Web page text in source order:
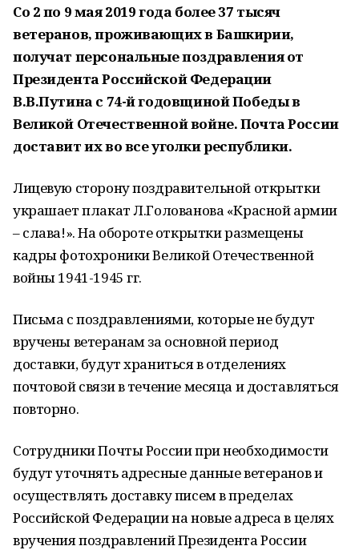
Со 2 по 9 мая 2019 года более 37 тысяч
ветеранов, проживающих в Башкирии,
получат персональные поздравления от
Президента Российской Федерации
В.В.Путина с 74-й годовщиной Победы в
Великой Отечественной войне. Почта России
доставит их во все уголки республики.
Лицевую сторону поздравительной открытки
украшает плакат Л.Голованова «Красной армии
– слава!». На обороте открытки размещены
кадры фотохроники Великой Отечественной
войны 1941-1945 гг.
Письма с поздравлениями, которые не будут
вручены ветеранам за основной период
доставки, будут храниться в отделениях
почтовой связи в течение месяца и доставляться
повторно.
Сотрудники Почты России при необходимости
будут уточнять адресные данные ветеранов и
осуществлять доставку писем в пределах
Российской Федерации на новые адреса в целях
вручения поздравлений Президента России